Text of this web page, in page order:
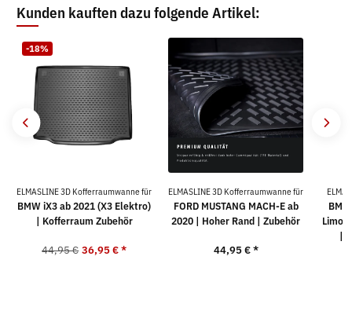
Kunden kauften dazu folgende Artikel:
-18%
ELMASLINE 3D Kofferraumwanne für
BMW iX3 ab 2021 (X3 Elektro)
| Kofferraum Zubehör
44,95 € 36,95 €*
ELMASLINE 3D Kofferraumwanne für
FORD MUSTANG MACH-E ab
2020 | Hoher Rand | Zubehör
44,95 €*
|